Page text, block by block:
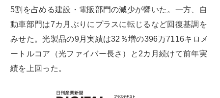
5割を占める建設・電販部門の減少が響いた。一方、自
動車部門は7カ月ぶりにプラスに転じるなど回復基調を
みせた。光製品の9月実績は32％増の396万7116キロメ
ートルコア（光ファイバー長さ）と2カ月続けて前年実
績を上回った。